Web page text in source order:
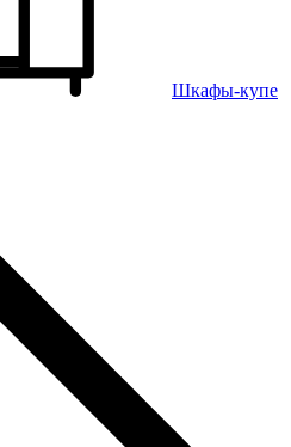
Шкафы-купе